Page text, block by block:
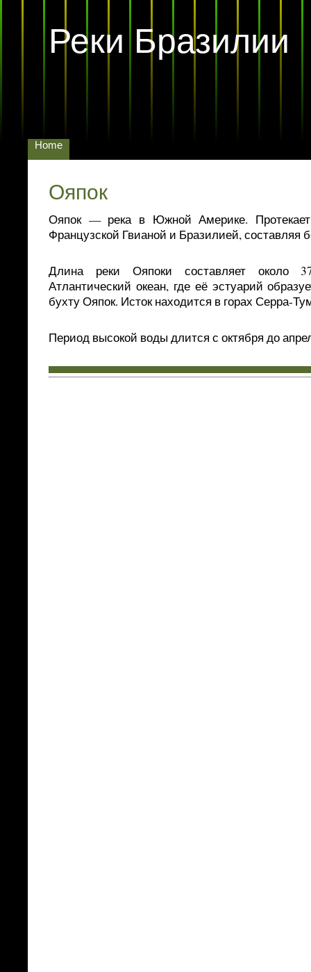
Реки Бразилии
Home
Ояпок
Ояпок — река в Южной Америке.
Французской Гвианой и Бразилией, составляя
Длина реки Ояпоки составляет около
Атлантический океан, где её эстуарий
бухту Ояпок. Исток находится в горах Серра-
Период высокой воды длится с октября до